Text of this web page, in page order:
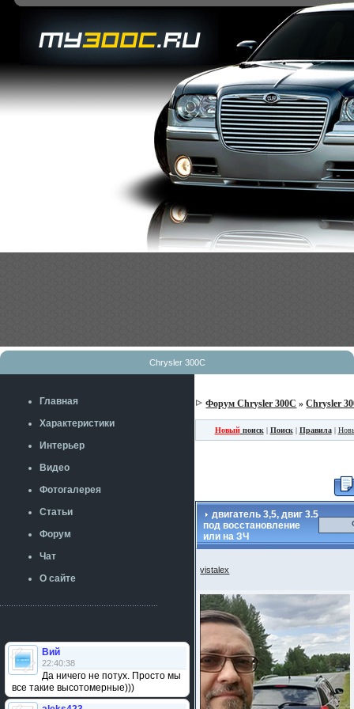
Chrysler 300C
Главная
Характеристики
Интерьер
Видео
Фотогалерея
Статьи
Форум
Чат
О сайте
Вий
22:40:38
Да ничего не потух. Просто мы
все такие высотомерные)))
Форум Chrysler 300C »Chrysler
Новыйпоиск| Поиск| Правила|
двигатель 3,5, двиг 3.5
под восстановление
или на ЗЧ
vistalex